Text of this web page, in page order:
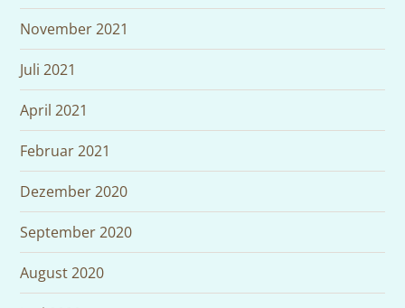
November 2021
Juli 2021
April 2021
Februar 2021
Dezember 2020
September 2020
August 2020